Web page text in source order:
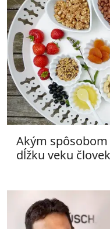
Akým
dĺžku veku